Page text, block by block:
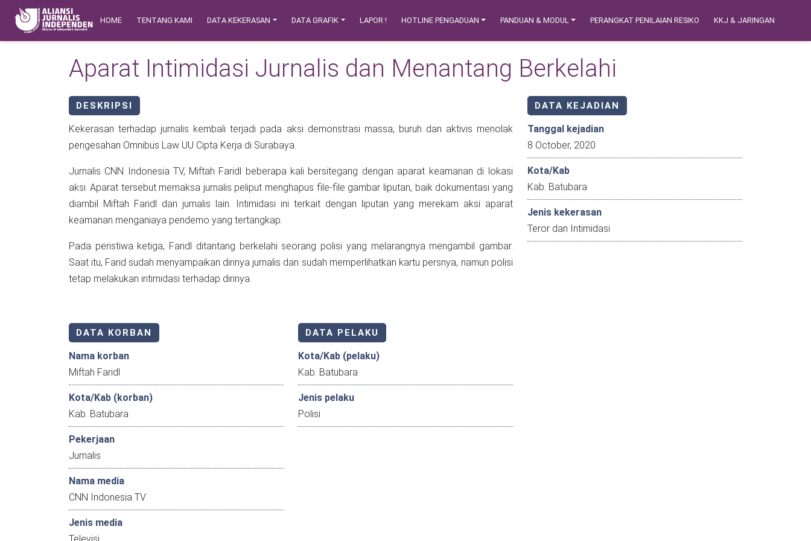
Skip to main content
Safety Corner
Main navigation
HOME TENTANG KAMI DATA KEKERASAN DATA GRAFIK LAPOR ! HOTLINE PENGADUAN PANDUAN & MODUL PERANGKAT PENILAIAN RESIKO KKJ & JARINGAN
Aparat Intimidasi Jurnalis dan Menantang Berkelahi
DESKRIPSI
Kekerasan terhadap jurnalis kembali terjadi pada aksi demonstrasi massa, buruh dan aktivis menolak
pengesahan Omnibus Law UU Cipta Kerja di Surabaya.
Jurnalis CNN Indonesia TV, Miftah Faridl beberapa kali bersitegang dengan aparat keamanan di lokasi
aksi. Aparat tersebut memaksa jurnalis peliput menghapus file-file gambar liputan, baik dokumentasi yang
diambil Miftah Faridl dan jurnalis lain. Intimidasi ini terkait dengan liputan yang merekam aksi aparat
keamanan menganiaya pendemo yang tertangkap.
Pada peristiwa ketiga, Faridl ditantang berkelahi seorang polisi yang melarangnya mengambil gambar.
Saat itu, Farid sudah menyampaikan dirinya jurnalis dan sudah memperlihatkan kartu persnya, namun polisi
tetap melakukan intimidasi terhadap dirinya.
DATA KEJADIAN
Tanggal kejadian
8 October, 2020
Kota/Kab
Kab. Batubara
Jenis kekerasan
Teror dan Intimidasi
DATA KORBAN
Nama korban
Miftah Faridl
Kota/Kab (korban)
Kab. Batubara
Pekerjaan
Jurnalis
Nama media
CNN Indonesia TV
Jenis media
DATA PELAKU
Kota/Kab (pelaku)
Kab. Batubara
Jenis pelaku
Polisi